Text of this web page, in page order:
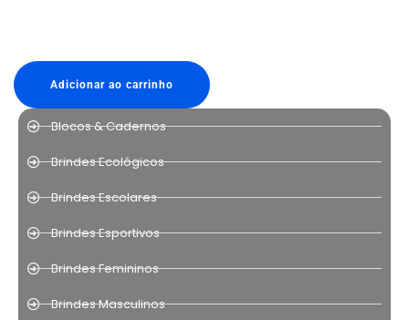
Adicionar ao carrinho
Blocos & Cadernos
Brindes Ecológicos
Brindes Escolares
Brindes Esportivos
Brindes Femininos
Brindes Masculinos